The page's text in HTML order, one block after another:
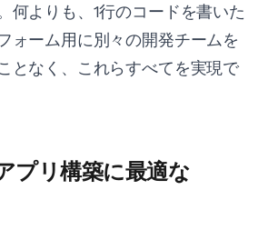
何よりも、1行のコードを書いた
ォーム用に別々の開発チームを
となく、これらすべてを実現で
プリ構築に最適な